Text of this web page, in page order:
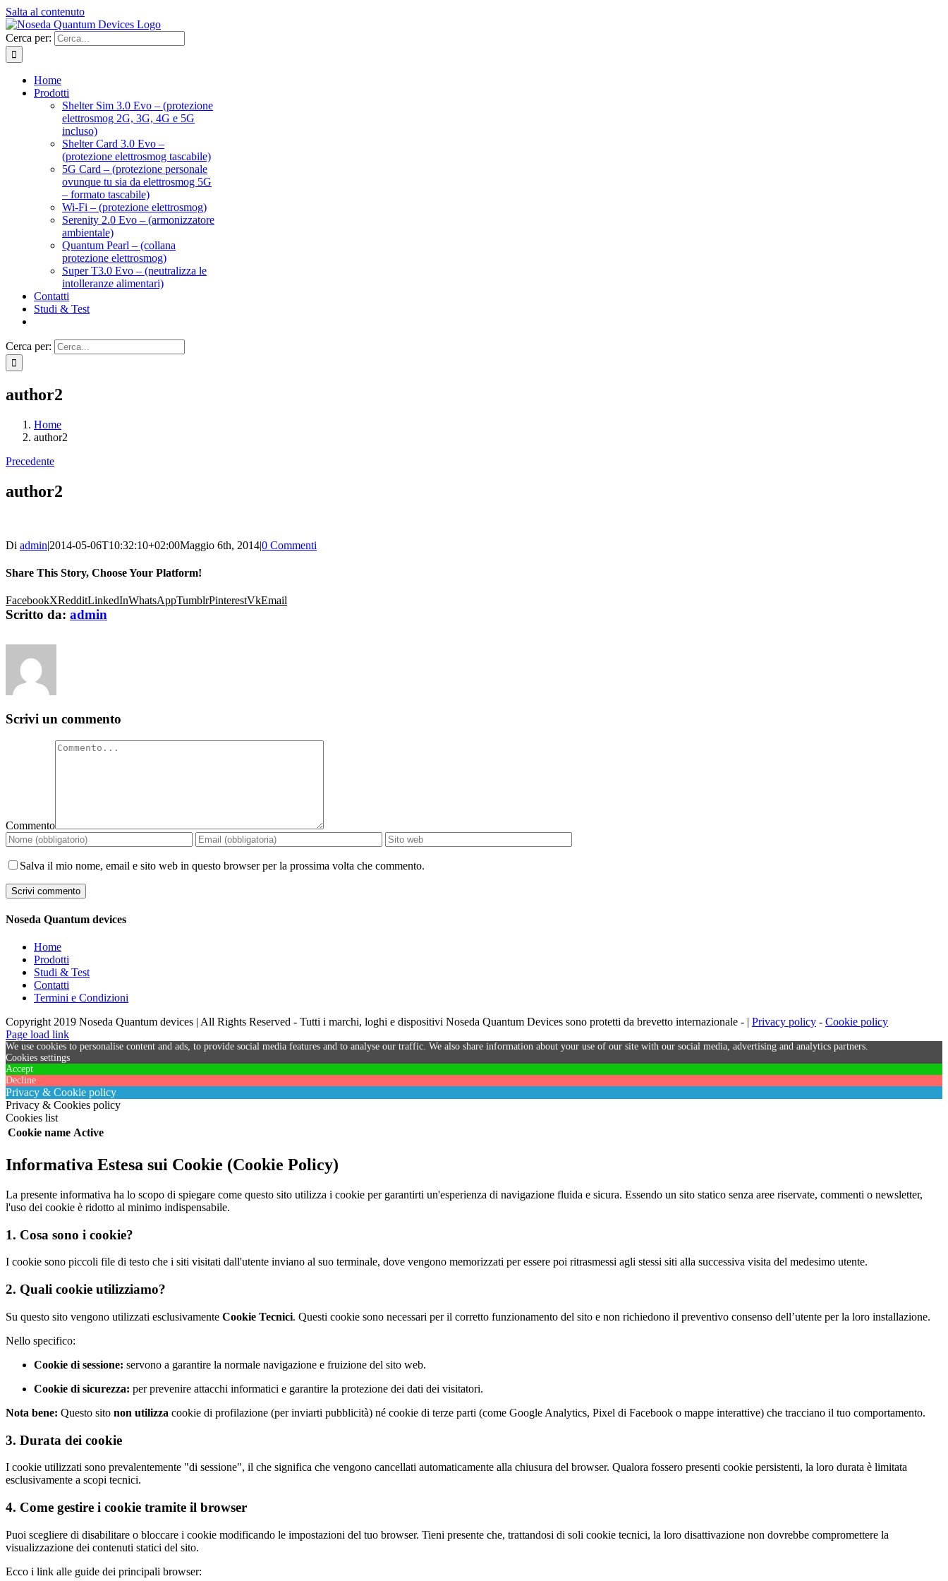
Salta al contenuto
Cerca per:
Home
Prodotti
Shelter Sim 3.0 Evo – (protezione
elettrosmog 2G, 3G, 4G e 5G
incluso)
Shelter Card 3.0 Evo –
(protezione elettrosmog tascabile)
5G Card – (protezione personale
ovunque tu sia da elettrosmog 5G
– formato tascabile)
Wi-Fi – (protezione elettrosmog)
Serenity 2.0 Evo – (armonizzatore
ambientale)
Quantum Pearl – (collana
protezione elettrosmog)
Super T3.0 Evo – (neutralizza le
intolleranze alimentari)
Contatti
Studi & Test
Cerca per:
author2
Home
author2
Precedente
author2
Di admin|2014-05-06T10:32:10+02:00Maggio 6th, 2014|0 Commenti
Share This Story, Choose Your Platform!
FacebookXRedditLinkedInWhatsAppTumblrPinterestVkEmail
Scritto da: admin
Scrivi un commento
Commento
Salva il mio nome, email e sito web in questo browser per la prossima volta che commento.
Noseda Quantum devices
Home
Prodotti
Studi & Test
Contatti
Termini e Condizioni
Copyright 2019 Noseda Quantum devices | All Rights Reserved - Tutti i marchi, loghi e dispositivi Noseda Quantum Devices sono protetti da brevetto internazionale - | Privacy policy - Cookie policy
Page load link
We use cookies to personalise content and ads, to provide social media features and to analyse our traffic. We also share information about your use of our site with our social media, advertising and analytics partners.
Cookies settings
Accept
Decline
Privacy & Cookie policy
Privacy & Cookies policy
Cookies list
Cookie name Active
Informativa Estesa sui Cookie (Cookie Policy)
La presente informativa ha lo scopo di spiegare come questo sito utilizza i cookie per garantirti un'esperienza di navigazione fluida e sicura. Essendo un sito statico senza aree riservate, commenti o newsletter,
l'uso dei cookie è ridotto al minimo indispensabile.
1. Cosa sono i cookie?
I cookie sono piccoli file di testo che i siti visitati dall'utente inviano al suo terminale, dove vengono memorizzati per essere poi ritrasmessi agli stessi siti alla successiva visita del medesimo utente.
2. Quali cookie utilizziamo?
Su questo sito vengono utilizzati esclusivamente Cookie Tecnici. Questi cookie sono necessari per il corretto funzionamento del sito e non richiedono il preventivo consenso dell’utente per la loro installazione.
Nello specifico:
Cookie di sessione: servono a garantire la normale navigazione e fruizione del sito web.
Cookie di sicurezza: per prevenire attacchi informatici e garantire la protezione dei dati dei visitatori.
Nota bene: Questo sito non utilizza cookie di profilazione (per inviarti pubblicità) né cookie di terze parti (come Google Analytics, Pixel di Facebook o mappe interattive) che tracciano il tuo comportamento.
3. Durata dei cookie
I cookie utilizzati sono prevalentemente "di sessione", il che significa che vengono cancellati automaticamente alla chiusura del browser. Qualora fossero presenti cookie persistenti, la loro durata è limitata
esclusivamente a scopi tecnici.
4. Come gestire i cookie tramite il browser
Puoi scegliere di disabilitare o bloccare i cookie modificando le impostazioni del tuo browser. Tieni presente che, trattandosi di soli cookie tecnici, la loro disattivazione non dovrebbe compromettere la
visualizzazione dei contenuti statici del sito.
Ecco i link alle guide dei principali browser: